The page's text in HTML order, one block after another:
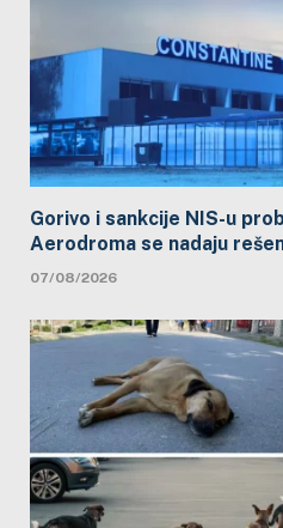
Gorivo i sankcije NIS-u
Aerodroma se nadaju
07/08/2026